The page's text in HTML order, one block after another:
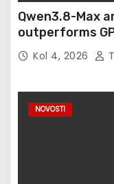
Qwen3.8-Max
outperforms
agentic
Kol 4, 2026
NOVOSTI